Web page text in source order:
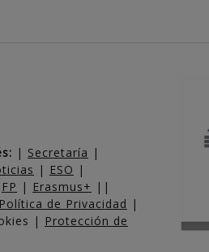
| Secretaría |
| ESO |
FP | Erasmus+ ||
Política de Privacidad |
| Protección de